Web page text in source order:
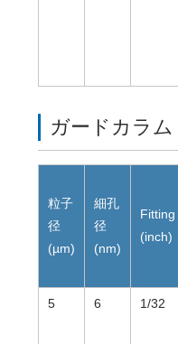
ガードカラム
粒子
径
(µm)
細孔
径
(nm)
Fitting
(inch)
5 6
1/32